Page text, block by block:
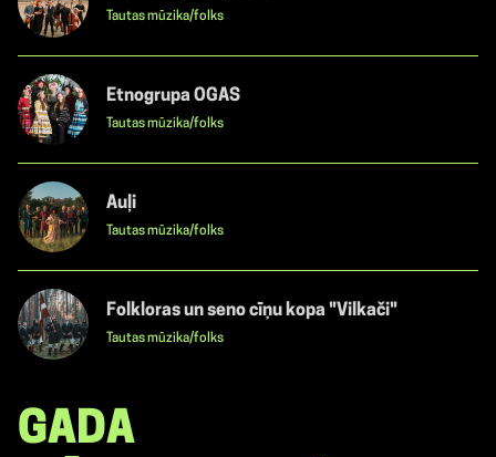
Tautas mūzika/folks
Etnogrupa OGAS
Tautas mūzika/folks
Auļi
Tautas mūzika/folks
Folkloras un seno cīņu kopa "Vilkači"
Tautas mūzika/folks
GADA